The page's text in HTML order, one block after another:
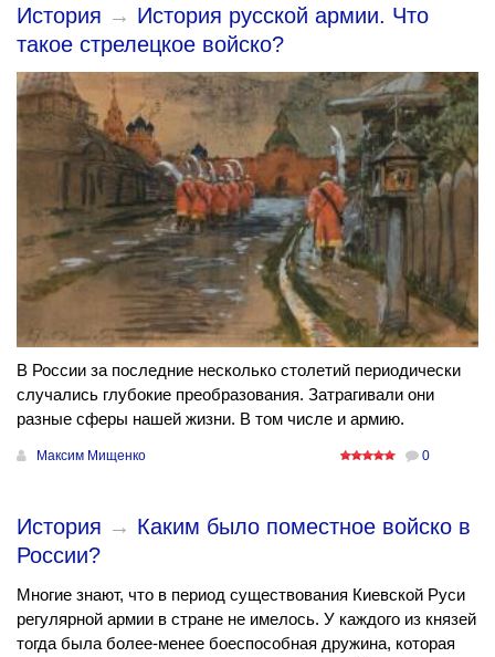
История → История русской армии. Что
такое стрелецкое войско?
В России за последние несколько столетий периодически
случались глубокие преобразования. Затрагивали они
разные сферы нашей жизни. В том числе и армию.
Максим Мищенко 0
История → Каким было поместное войско в
России?
Многие знают, что в период существования Киевской Руси
регулярной армии в стране не имелось. У каждого из князей
тогда была более-менее боеспособная дружина, которая